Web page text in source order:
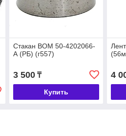
Стакан ВОМ 50-4202066-
А (РБ) (г557)
3 500₸
Купить
4